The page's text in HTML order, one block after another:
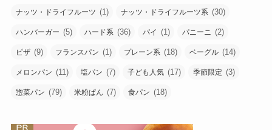
ナッツ・ドライフルーツ (1) ナッツ・ドライフルーツ系 (30)
ハンバーガー (5) ハード系 (36) パイ (1) パニーニ (2)
ピザ (9) フランスパン (1) プレーン系 (18) ベーグル (14)
メロンパン (11) 塩パン (7) 子ども人気 (17) 季節限定 (3)
惣菜パン (79) 米粉ぱん (7) 食パン (18)